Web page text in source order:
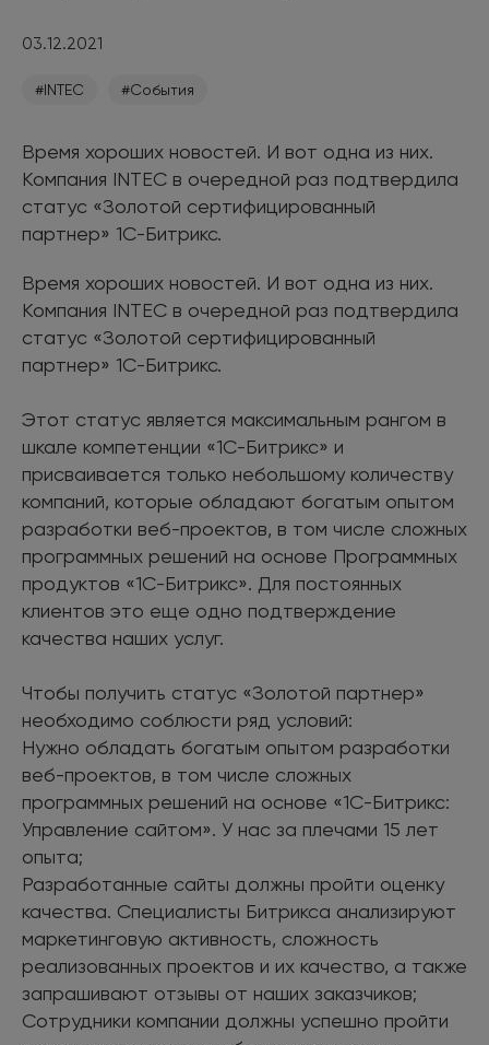
03.12.2021
#INTEC #События
Время хороших новостей. И вот одна из них.
Компания INTEC в очередной раз подтвердила
статус «Золотой сертифицированный
партнер» 1С-Битрикс.
Время хороших новостей. И вот одна из них.
Компания INTEC в очередной раз подтвердила
статус «Золотой сертифицированный
партнер» 1С-Битрикс.
Этот статус является максимальным рангом в
шкале компетенции «1С-Битрикс» и
присваивается только небольшому количеству
компаний, которые обладают богатым опытом
разработки веб-проектов, в том числе сложных
программных решений на основе Программных
продуктов «1С-Битрикс». Для постоянных
клиентов это еще одно подтверждение
качества наших услуг.
Чтобы получить статус «Золотой партнер»
необходимо соблюсти ряд условий:
Нужно обладать богатым опытом разработки
веб-проектов, в том числе сложных
программных решений на основе «1С-Битрикс:
Управление сайтом». У нас за плечами 15 лет
опыта;
Разработанные сайты должны пройти оценку
качества. Специалисты Битрикса анализируют
маркетинговую активность, сложность
реализованных проектов и их качество, а также
запрашивают отзывы от наших заказчиков;
Сотрудники компании должны успешно пройти